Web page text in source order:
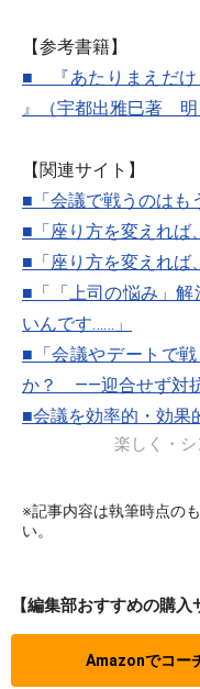
【参考書籍】
■ 『あたりまえだけ
』（宇都出雅巳著 明
【関連サイト】
■「会議で戦うのはも
■「座り方を変えれば
■「座り方を変えれば
■「「上司の悩み」
いんです……」
■「会議やデートで
か？ ――迎合せず対抗
■会議を効率的・効果
楽しく・
※記事内容は執筆時点の
い。
【編集部おすすめの購入
Amazonでコー